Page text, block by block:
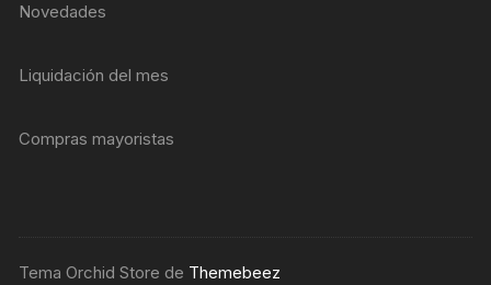
Novedades
Liquidación del mes
Compras mayoristas
Tema Orchid Store de Themebeez